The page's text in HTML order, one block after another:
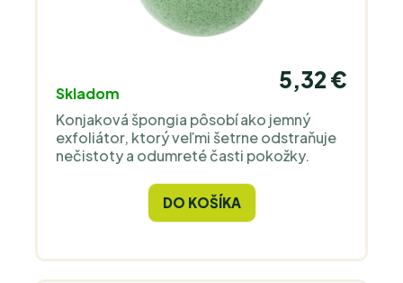
Skladom
5,32 €
Konjaková špongia pôsobí ako jemný
exfoliátor, ktorý veľmi šetrne odstraňuje
nečistoty a odumreté časti pokožky.
DO KOŠÍKA